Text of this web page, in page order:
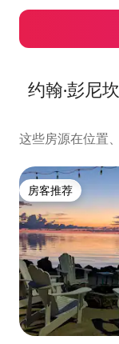
约翰·彭尼
这些房源在位置
房客推荐
房客推荐